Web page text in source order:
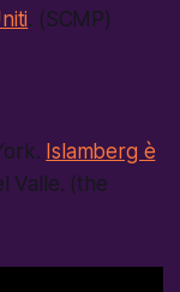
. (SCMP)
Islamberg è
Valle. (the